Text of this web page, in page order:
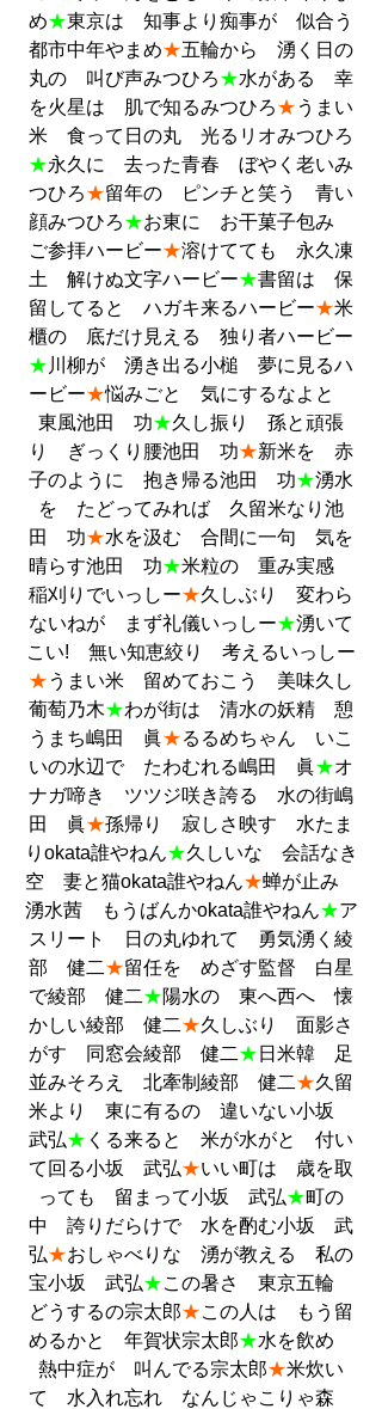
め★東京は　知事より痴事が　似合う
都市中年やまめ★五輪から　湧く日の
丸の　叫び声みつひろ★水がある　幸
を火星は　肌で知るみつひろ★ うまい
米　食って日の丸　光るリオみつひろ
★永久に　去った青春　ぼやく老いみ
つひろ★留年の　ピンチと笑う　青い
顔みつひろ★お東に　お干菓子包み
ご参拝ハービー★溶けてても　永久凍
土　解けぬ文字ハービー★書留は　保
留してると　ハガキ来るハービー★米
櫃の　底だけ見える　独り者ハービー
★ 川柳が　湧き出る小槌　夢に見るハ
ービー★悩みごと　気にするなよと
東風池田　功★久し振り　孫と頑張
り　ぎっくり腰池田　功★新米を　赤
子のように　抱き帰る池田　功★湧水
を　たどってみれば　久留米なり池
田　功★水を汲む　合間に一句　気を
晴らす池田　功★米粒の　重み実感
稲刈りでいっしー★久しぶり　変わら
ないねが　まず礼儀いっしー★湧いて
こい!　無い知恵絞り　考えるいっしー
★ うまい米　留めておこう　美味久し
葡萄乃木★わが街は　清水の妖精　憩
うまち嶋田　眞★るるめちゃん　いこ
いの水辺で　たわむれる嶋田　眞★オ
ナガ啼き　ツツジ咲き誇る　水の街嶋
田　眞★孫帰り　寂しさ映す　水たま
りokata誰やねん★久しいな　会話なき
空　妻と猫okata誰やねん★蝉が止み
湧水茜　もうばんかokata誰やねん★ア
スリート　日の丸ゆれて　勇気湧く綾
部　健二★留任を　めざす監督　白星
で綾部　健二★陽水の　東へ西へ　懐
かしい綾部　健二★久しぶり　面影さ
がす　同窓会綾部　健二★ 日米韓　足
並みそろえ　北牽制綾部　健二★久留
米より　東に有るの　違いない小坂
武弘★ くる来ると　米が水がと　付い
て回る小坂　武弘★いい町は　歳を取
っても　留まって小坂　武弘★町の
中　誇りだらけで　水を酌む小坂　武
弘★おしゃべりな　湧が教える　私の
宝小坂　武弘★この暑さ　東京五輪
どうするの宗太郎★この人は　もう留
めるかと　年賀状宗太郎★水を飲め
熱中症が　叫んでる宗太郎★米炊い
て　水入れ忘れ　なんじゃこりゃ森